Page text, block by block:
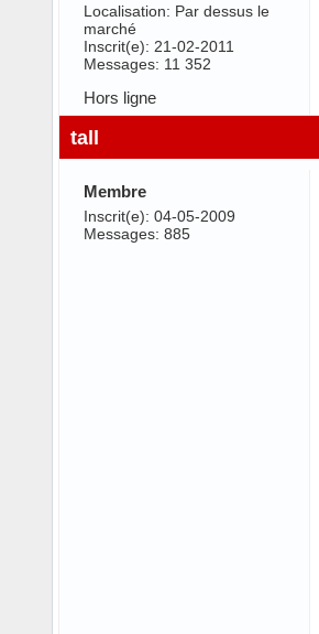
Localisation: Par dessus le
marché
Inscrit(e): 21-02-2011
Messages: 11 352
Hors ligne
tall
Membre
Inscrit(e): 04-05-2009
Messages: 885